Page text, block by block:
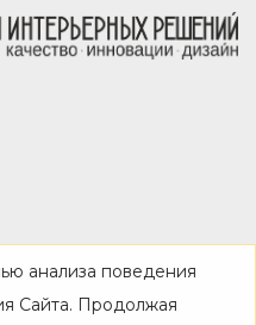
анализа поведения
Сайта. Продолжая